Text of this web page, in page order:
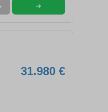
➜
31.980 €